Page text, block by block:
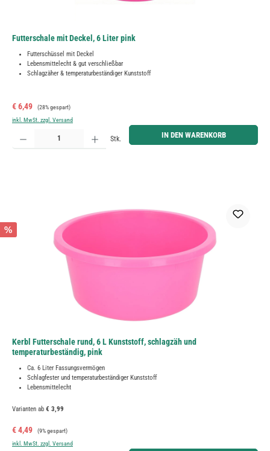
Futterschale mit Deckel, 6 Liter pink
Futterschüssel mit Deckel
Lebensmittelecht & gut verschließbar
Schlagzäher & temperaturbeständiger Kunststoff
Verkaufspreis:
€ 6,49 Regulärer Preis:
(28% gespart)
inkl. MwSt. zzgl. Versand
Produkt Anzahl: Gib den gewünschten Wert ein oder benutze die Schaltflächen um die Anzahl zu
Stk. IN DEN WARENKORB
%
Kerbl Futterschale rund, 6 L Kunststoff, schlagzäh und
temperaturbeständig, pink
Ca. 6 Liter Fassungsvermögen
Schlagfester und temperaturbeständiger Kunststoff
Lebensmittelecht
Varianten ab € 3,99
Verkaufspreis:
€ 4,49 Regulärer Preis:
(9% gespart)
inkl. MwSt. zzgl. Versand